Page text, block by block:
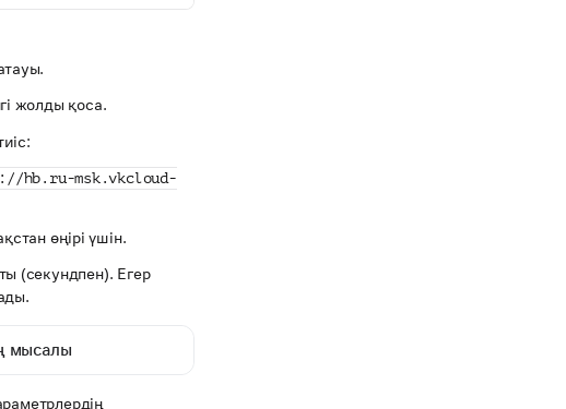
жолды қоса.
hb.ru-msk.vkcloud-
өңірі үшін.
(секундпен). Егер
мысалы